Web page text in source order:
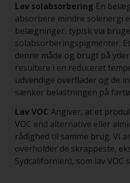
Lav solabsorbering En
absorbere mindre solenergi
belægninger, typisk via
solabsorberingspigmenter.
denne måde og brugt på
resultere i en reduceret
udvendige overflader og de
sænker belastningen på
Lav VOC Angiver, at et
VOC end alternative eller
rådighed til samme brug. Vi
overholder de skrappeste,
Sydcalifornien), som lav VOC